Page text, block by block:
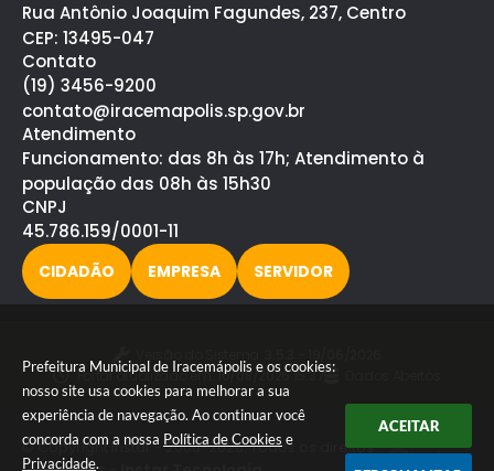
Prefeitura Municipal de Iracemápolis e os cookies:
nosso site usa cookies para melhorar a sua
experiência de navegação. Ao continuar você
concorda com a nossa Política de Cookies e
Privacidade.
ACEITAR
Rua Antônio Joaquim Fagundes, 237, Centro
CEP: 13495-047
Contato
(19) 3456-9200
contato@iracemapolis.sp.gov.br
Atendimento
Funcionamento: das 8h às 17h; Atendimento à
população das 08h às 15h30
CNPJ
45.786.159/0001-11
CIDADÃO EMPRESA SERVIDOR
Portal atualizado em:10/08/2026 15:37
© Copyright Instar - 2006-2026. Todos os direitos